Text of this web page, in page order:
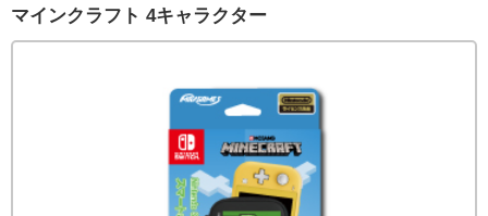
マインクラフト 4キャラクター